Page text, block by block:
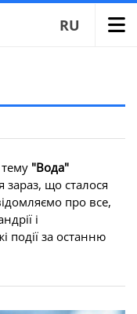
RU
"Вода"
зараз, що сталося
про все,
і
події за останню